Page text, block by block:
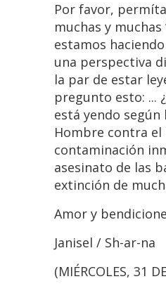
Por favor,
muchas y
estamos
una perspectiva
la par de estar
pregunto esto: ...
está yendo
Hombre contra
contaminación
asesinato de las
extinción de
Amor y
Janisel / Sh-ar-na
(MIÉRCOLES, 31